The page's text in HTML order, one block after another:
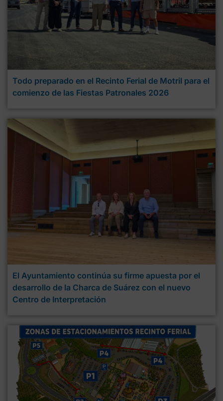
Todo preparado en el Recinto Ferial de Motril para el
comienzo de las Fiestas Patronales 2026
El Ayuntamiento continúa su firme apuesta por el
desarrollo de la Charca de Suárez con el nuevo
Centro de Interpretación